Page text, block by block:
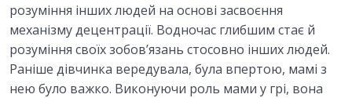
розуміння інших людей на основі засвоєння
механізму децентрації. Водночас глибшим стає й
розуміння своїх зобов’язань стосовно інших людей.
Раніше дівчинка вередувала, була впертою, мамі з
нею було важко. Виконуючи роль мами у грі, вона